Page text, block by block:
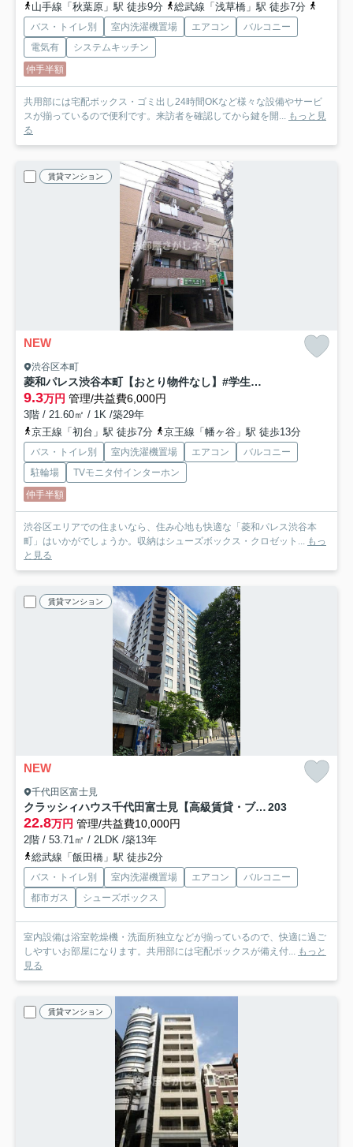
山手線「秋葉原」駅 徒歩9分 総武線「浅草橋」駅 徒歩7分
バス・トイレ別 室内洗濯機置場 エアコン
バルコニー
電気有
システムキッチン
仲手半額
共用部には宅配ボックス・ゴミ出し24時間OKなど様々な設備やサービ
スが揃っているので便利です。来訪者を確認してから鍵を開...
もっと見
る
賃貸マンション
NEW
渋谷区本町
菱和パレス渋谷本町【おとり物件なし】#学生・社会人にオススメ！初期費用分割払いOK！
9.3万円 管理/共益費6,000円
3階 / 21.60㎡ / 1K /築29年
京王線「初台」駅 徒歩7分
京王線「幡ヶ谷」駅 徒歩13分
バス・トイレ別 室内洗濯機置場 エアコン
バルコニー
駐輪場
TVモニタ付インターホン
仲手半額
渋谷区エリアでの住まいなら、住み心地も快適な「菱和パレス渋谷本
町」はいかがでしょうか。収納はシューズボックス・クロゼット...
もっ
と見る
賃貸マンション
NEW
千代田区富士見
クラッシィハウス千代田富士見【高級賃貸・ブランドマンション】 203
22.8万円 管理/共益費10,000円
2階 / 53.71㎡ / 2LDK /築13年
総武線「飯田橋」駅 徒歩2分
バス・トイレ別 室内洗濯機置場 エアコン
バルコニー
都市ガス
シューズボックス
室内設備は浴室乾燥機・洗面所独立などが揃っているので、快適に過ご
しやすいお部屋になります。共用部には宅配ボックスが備え付...
もっと
見る
賃貸マンション